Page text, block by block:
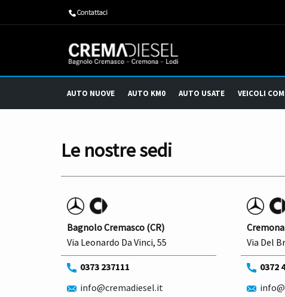
​Contattaci
AUTO NUOVE AUTO KM0 AUTO USATE VEICOLI
Le nostre sedi
Bagnolo Cremasco (CR)
Via Leonardo Da Vinci, 55
0373 237111
info@cremadiesel.it
Via Del
0372